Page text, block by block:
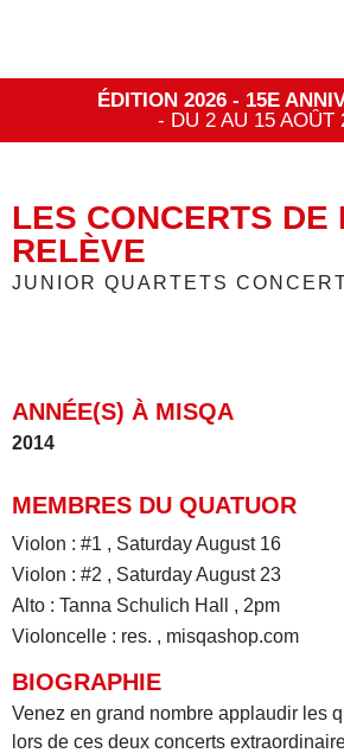
ÉDITION 2026 - 15E
- DU 2 AU 15 AOÛT
LES CONCERTS DE
RELÈVE
JUNIOR QUARTETS
ANNÉE(S) À MISQA
2014
MEMBRES DU QUATUOR
Violon : #1 , Saturday August 16
Violon : #2 , Saturday August 23
Alto : Tanna Schulich Hall , 2pm
Violoncelle : res. , misqashop.com
BIOGRAPHIE
Venez en grand nombre applaudir les
lors de ces deux concerts